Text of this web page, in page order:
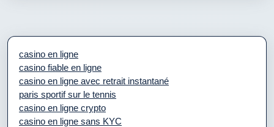
casino en ligne
casino fiable en ligne
casino en ligne avec retrait instantané
paris sportif sur le tennis
casino en ligne crypto
casino en ligne sans KYC